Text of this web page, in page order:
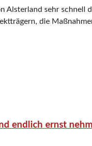
sehr
die
endlich ernst